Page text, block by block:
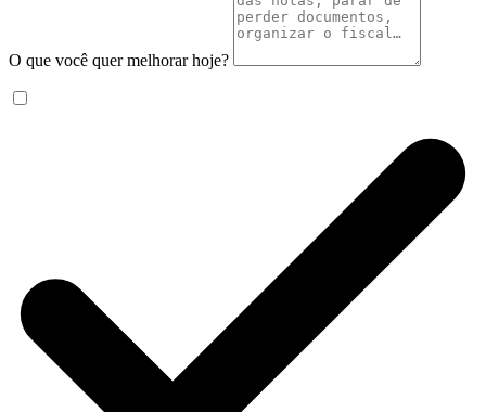
O que você quer melhorar hoje?